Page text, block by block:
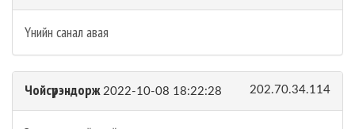
Үнийн санал авая
Чойсүрэндорж 2022-10-08 18:22:28 202.70.34.114